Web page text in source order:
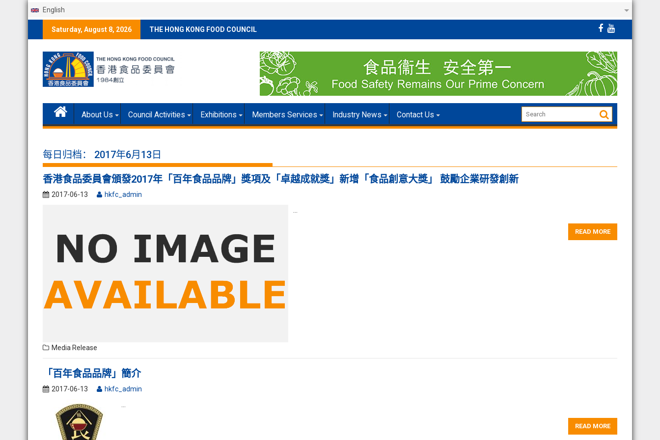
English
Saturday, August 8, 2026 THE HONG KONG FOOD COUNCIL
About Us Council Activities Exhibitions Members Services Industry News Contact Us
每日归档： 2017年6月13日
香港食品委員會頒發2017年「百年食品品牌」獎項及「卓越成就獎」新增「食品創意大獎」 鼓勵企業研發創新
2017-06-13
hkfc_admin
READ MORE
Media Release
「百年食品品牌」簡介
2017-06-13
hkfc_admin
READ MORE